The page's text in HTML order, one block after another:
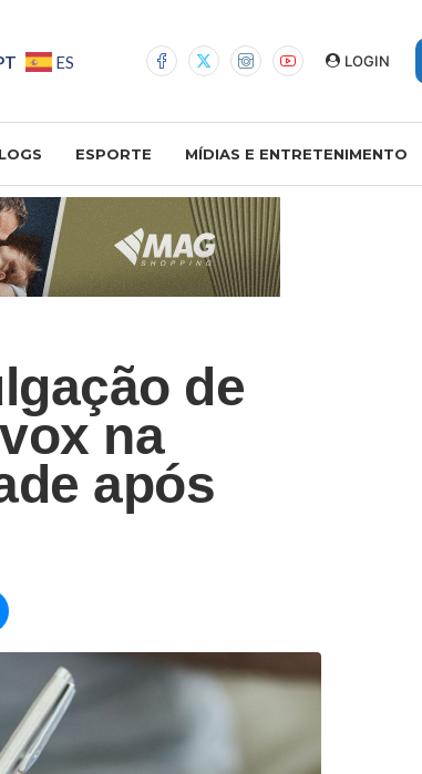
ES LOGIN
ESPORTE MÍDIAS E ENTRETENIMENTO
de
na
após